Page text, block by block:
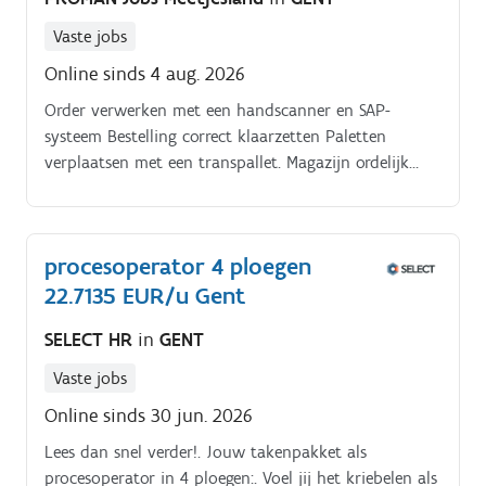
Vaste jobs
Online sinds 4 aug. 2026
Order verwerken met een handscanner en SAP-
systeem Bestelling correct klaarzetten Paletten
verplaatsen met een transpallet. Magazijn ordelijk
procesoperator 4 ploegen
22.7135 EUR/u Gent
SELECT HR in GENT
Vaste jobs
Online sinds 30 jun. 2026
Lees dan snel verder!. Jouw takenpakket als
procesoperator in 4 ploegen:. Voel jij het kriebelen als